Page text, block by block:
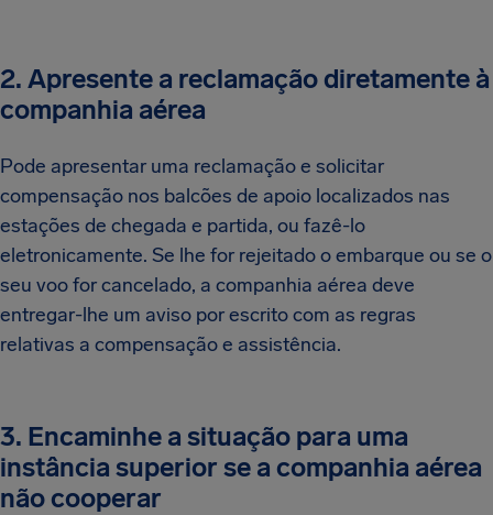
2. Apresente a reclamação diretamente à
companhia aérea
Pode apresentar uma reclamação e solicitar
compensação nos balcões de apoio localizados nas
estações de chegada e partida, ou fazê-lo
eletronicamente. Se lhe for rejeitado o embarque ou se o
seu voo for cancelado, a companhia aérea deve
entregar-lhe um aviso por escrito com as regras
relativas a compensação e assistência.
3. Encaminhe a situação para uma
instância superior se a companhia aérea
não cooperar